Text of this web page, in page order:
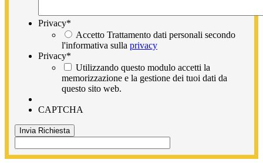
Privacy*
Accetto Trattamento dati personali secondo
l'informativa sulla privacy
Privacy*
Utilizzando questo modulo accetti la
memorizzazione e la gestione dei tuoi dati da
questo sito web.
CAPTCHA